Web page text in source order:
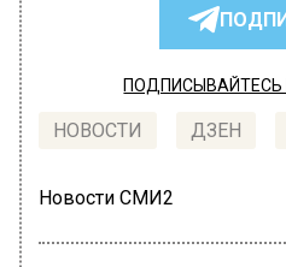
ПОДПИСЫВАЙТЕСЬ
НОВОСТИ ДЗЕН
Новости СМИ2